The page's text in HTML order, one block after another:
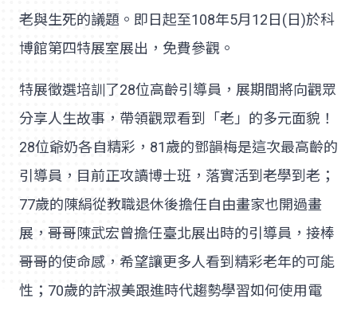
老與生死的議題。即日起至108年5月12日(日)於科
博館第四特展室展出，免費參觀。
特展徵選培訓了28位高齡引導員，展期間將向觀眾
分享人生故事，帶領觀眾看到「老」的多元面貌！
28位爺奶各自精彩，81歲的鄧韻梅是這次最高齡的
引導員，目前正攻讀博士班，落實活到老學到老；
77歲的陳絹從教職退休後擔任自由畫家也開過畫
展，哥哥陳武宏曾擔任臺北展出時的引導員，接棒
哥哥的使命感，希望讓更多人看到精彩老年的可能
性；70歲的許淑美跟進時代趨勢學習如何使用電